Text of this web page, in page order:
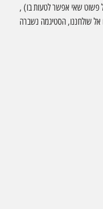
פשוט שאי אפשר לטעות בו) ,
שולחננו, הסטיגמה נשברה